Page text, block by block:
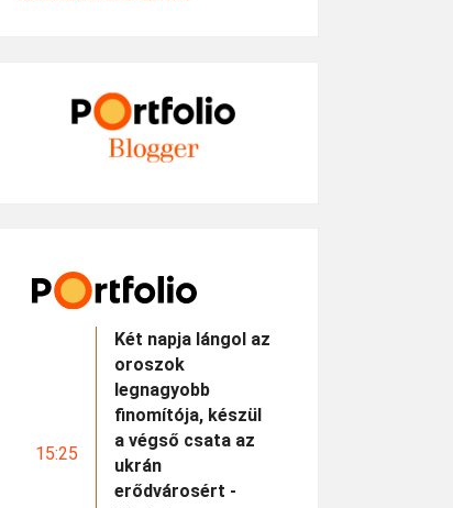
15:25
Két napja lángol az
oroszok
legnagyobb
finomítója, készül
a végső csata az
ukrán
erődvárosért -